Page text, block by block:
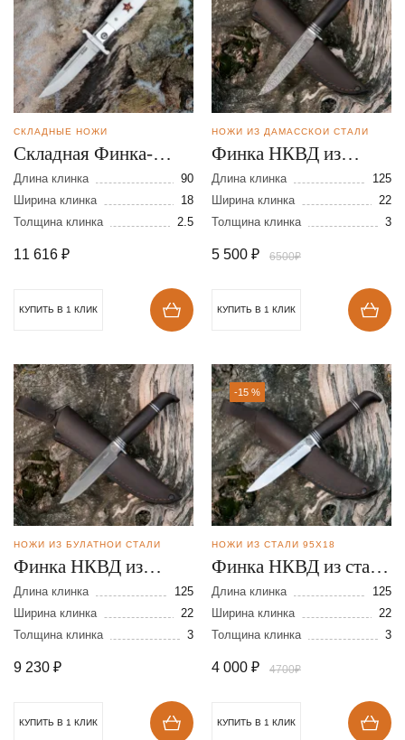
СКЛАДНЫЕ НОЖИ
Складная Финка-
мини из стали N690
Длина клинка
90
Ширина клинка
18
Толщина клинка
2.5
11 616 ₽
КУПИТЬ В 1 КЛИК
НОЖИ ИЗ ДАМАССКОЙ СТАЛИ
Финка НКВД из
дамасской стали
Длина клинка
125
Ширина клинка
22
Толщина клинка
3
5 500 ₽ 6500₽
КУПИТЬ В 1 КЛИК
НОЖИ ИЗ БУЛАТНОЙ СТАЛИ
Финка НКВД из
булатной стали
Длина клинка
125
Ширина клинка
22
Толщина клинка
3
9 230 ₽
КУПИТЬ В 1 КЛИК
-15 %
НОЖИ ИЗ СТАЛИ 95Х18
Финка НКВД из стали
95Х18
Длина клинка
125
Ширина клинка
22
Толщина клинка
3
4 000 ₽ 4700₽
КУПИТЬ В 1 КЛИК